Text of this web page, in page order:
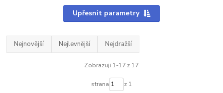
Upřesnit parametry
Nejnovější Nejlevnější Nejdražší
Zobrazuji 1-17 z 17
strana z 1